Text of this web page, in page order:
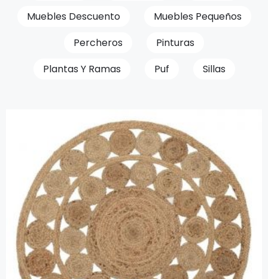
Muebles Descuento
Muebles Pequeños
Percheros
Pinturas
Plantas Y Ramas
Puf Sillas